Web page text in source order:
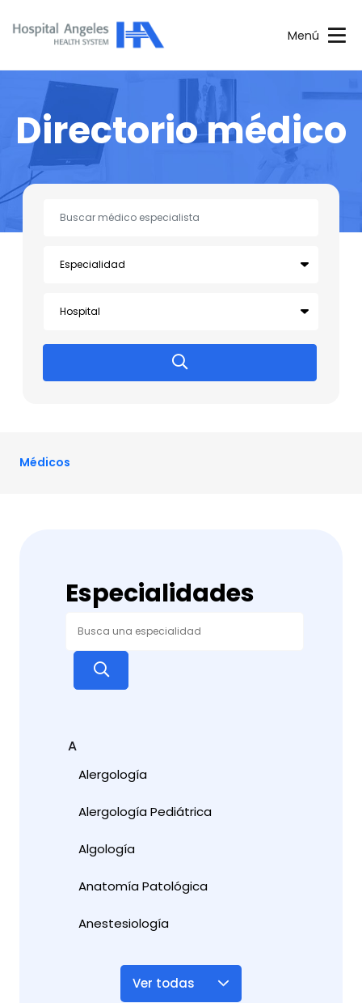
Menú
Directorio médico
Médicos
Especialidades
A
Alergología
Alergología Pediátrica
Algología
Anatomía Patológica
Anestesiología
Ver todas